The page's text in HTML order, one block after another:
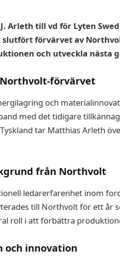
Arleth till vd för Lyten
förvärvet av
och utveckla nästa
förvärvet
och
med det tidigare
tar Matthias Arleth
från Northvolt
ledarerfarenhet inom
till Northvolt för ett år
roll i att förbättra
och innovation